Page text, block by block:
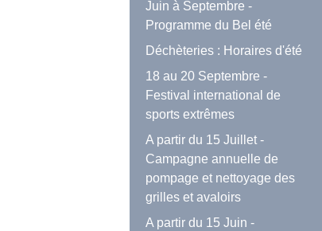
Juin à Septembre -
Programme du Bel été
Déchèteries : Horaires d'été
18 au 20 Septembre -
Festival international de
sports extrêmes
A partir du 15 Juillet -
Campagne annuelle de
pompage et nettoyage des
grilles et avaloirs
A partir du 15 Juin -